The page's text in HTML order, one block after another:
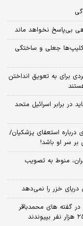
بی‌پاسخ نخواهد ماند
کلیپ‌ها جعلی و ساختگی
برای به تعویق انداختن
در برابر اسرائیل متحد
درباره استعفای پزشکیان/
بر سر او باشد!
منوط به تصویب
خزر را نمی‌دهد
و کیفری در گفته های محمدباقر